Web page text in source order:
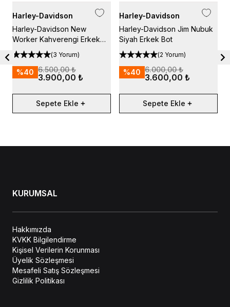
Harley-Davidson
Harley-Davidson New
Worker Kahverengi Erkek
Bot
(3 Yorum)
%40 6.500,00 ₺
3.900,00 ₺
Sepete Ekle
Harley-Davidson
Harley-Davidson Jim Nubuk
Siyah Erkek Bot
(2 Yorum)
%40 6.000,00 ₺
3.600,00 ₺
Sepete Ekle
KURUMSAL
Hakkımızda
KVKK Bilgilendirme
Kişisel Verilerin Korunması
Üyelik Sözleşmesi
Mesafeli Satış Sözleşmesi
Gizlilik Politikası